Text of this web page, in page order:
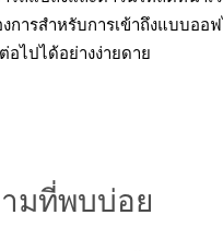
การสำหรับการเข้าถึงแบบออ
อไปได้อย่างง่ายดาย
มที่พบบ่อย